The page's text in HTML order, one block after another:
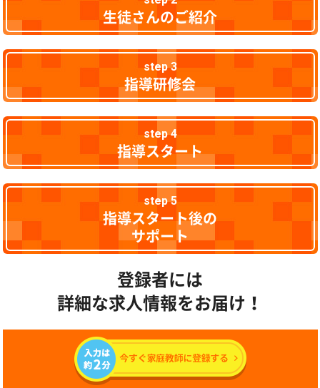
生徒さんのご紹介
step 3
指導研修会
step 4
指導スタート
step 5
指導スタート後の
サポート
登録者には
詳細な求人情報をお届け！